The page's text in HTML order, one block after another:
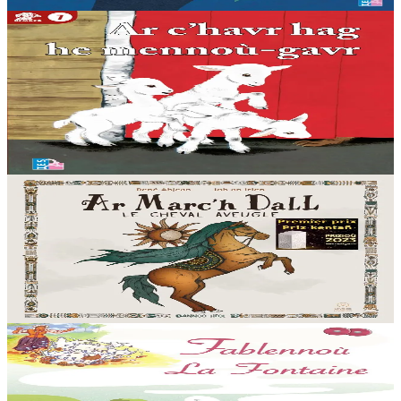
5 bloaz hag ouzhpenn
TES
Ar c'havr hag he mennoù-gavr
Albom + enrolladenn da selaou enlinenn. « Bezit fur ha na zigorit da
zen ebet » a lavaras ar vamm c’havr d’he mennoù a-raok mont d’ar
marc’had. Met ar bleiz a...
Er stok8,00 €
Bannoù-heol
Ar Marc'h Dall - Levr-CD
Tost da gant a ganerien hag a sonerien eus Breizh, Korsika hag eus
Laz-seniñ Sinfonek Bulgaria a laka ac’hanomp da dremen ur
prantad eus ar re gaerañ asambles...
Er stok22,90 €
6 vloaz hag ouzhpenn
TES
Fablennoù La Fontaine